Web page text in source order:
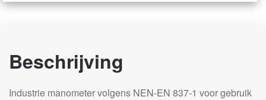
Beschrijving
Industrie manometer volgens NEN-EN 837-1 voor gebruik